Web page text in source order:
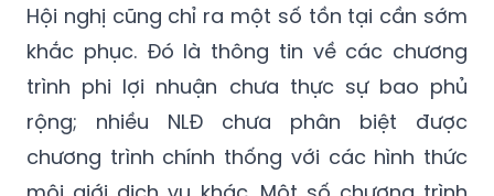
Hội nghị cũng chỉ ra một số tồn tại cần sớm
khắc phục. Đó là thông tin về các chương
trình phi lợi nhuận chưa thực sự bao phủ
rộng; nhiều NLĐ chưa phân biệt được
chương trình chính thống với các hình thức